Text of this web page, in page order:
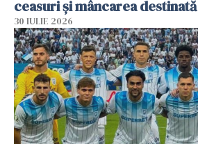
ceasuri și mâncarea
30 IULIE 2026